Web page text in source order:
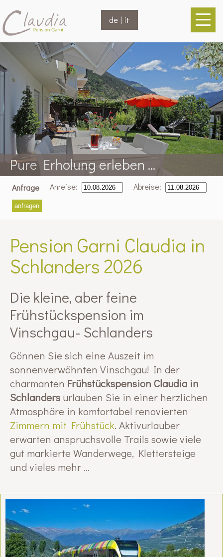
de | it
Pure Erholung erleben ...
Anfrage Anreise: Abreise:
Pension Garni Claudia in
Schlanders 2026
Die kleine, aber feine
Frühstückspension im
Vinschgau- Schlanders
Gönnen Sie sich eine Auszeit im
sonnenverwöhnten Vinschgau! In der
charmanten Frühstückspension Claudia in
Schlanders urlauben Sie in einer herzlichen
Atmosphäre in komfortabel renovierten
Zimmern mit Frühstück. Aktivurlauber
erwarten anspruchsvolle Trails sowie viele
gut markierte Wanderwege, Klettersteige
und vieles mehr ...